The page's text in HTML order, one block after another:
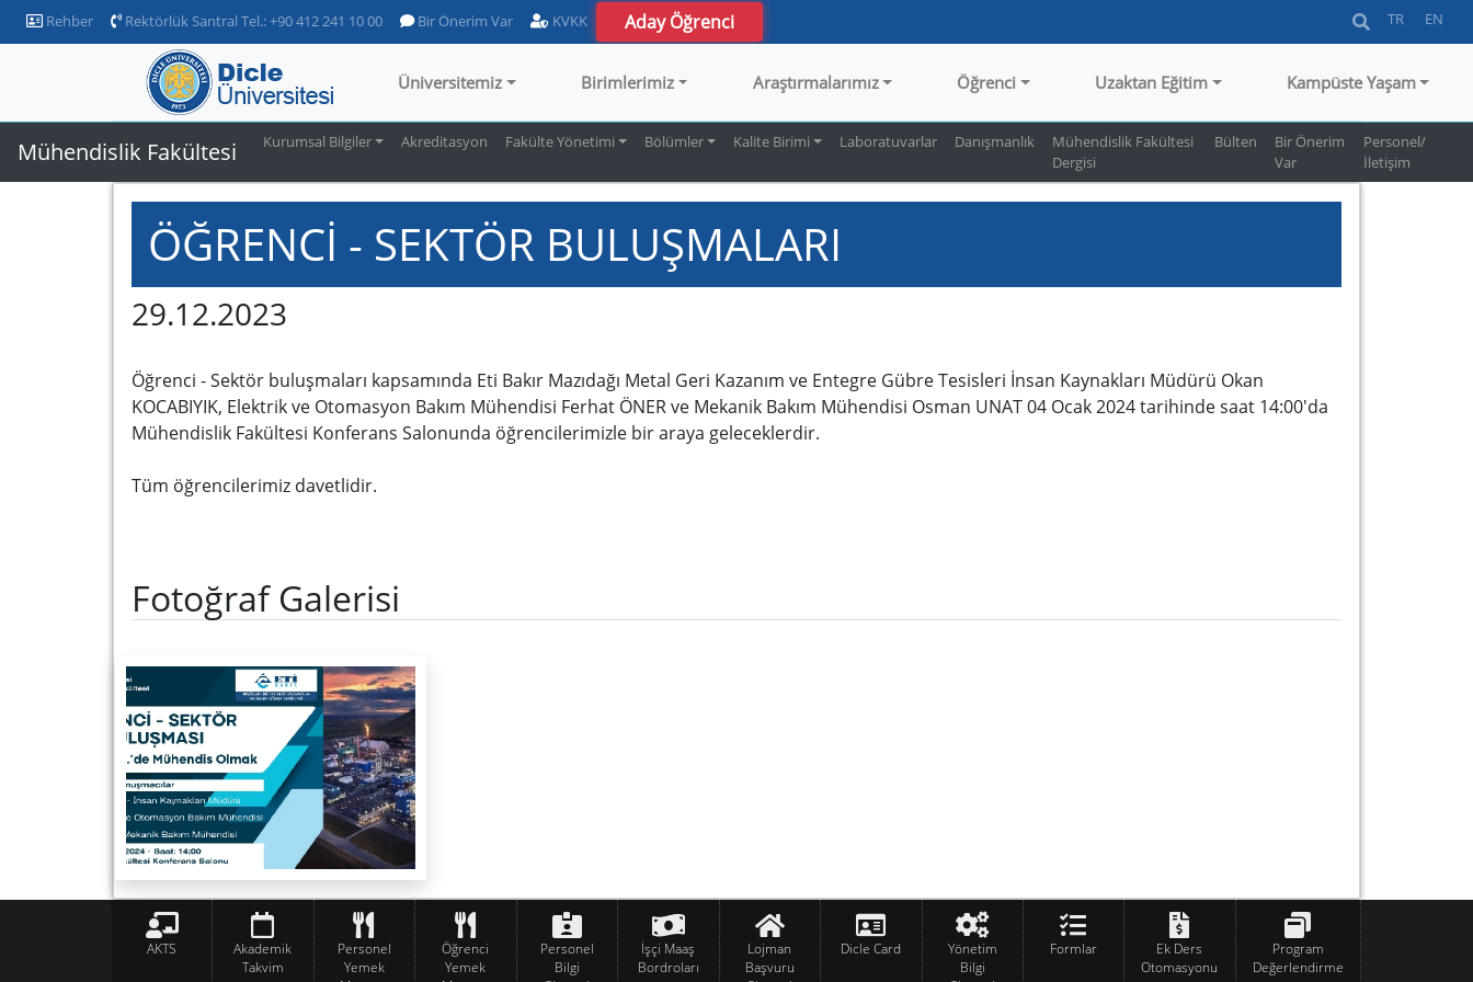
Rehber Rektörlük Santral Tel.: +90 412 241 10 00 Bir Önerim Var KVKK Aday Öğrenci TR EN
Üniversitemiz Birimlerimiz Araştırmalarımız Öğrenci Uzaktan Eğitim Kampüste Yaşam
Mühendislik Fakültesi Kurumsal Bilgiler Akreditasyon Fakülte Yönetimi Bölümler Kalite Birimi Laboratuvarlar Danışmanlık
Mühendislik Fakültesi
Dergisi
Bülten
Bir Önerim
Var
Personel/
İletişim
ÖĞRENCİ - SEKTÖR BULUŞMALARI
29.12.2023
Öğrenci - Sektör buluşmaları kapsamında Eti Bakır Mazıdağı Metal Geri Kazanım ve Entegre Gübre Tesisleri İnsan Kaynakları Müdürü Okan
KOCABIYIK, Elektrik ve Otomasyon Bakım Mühendisi Ferhat ÖNER ve Mekanik Bakım Mühendisi Osman UNAT 04 Ocak 2024 tarihinde saat 14:00'da
Mühendislik Fakültesi Konferans Salonunda öğrencilerimizle bir araya geleceklerdir.
Tüm öğrencilerimiz davetlidir.
Fotoğraf Galerisi
AKTS
Akademik
Takvim
Personel
Yemek
Öğrenci
Yemek
Personel
Bilgi
İşçi Maaş
Bordroları
Lojman
Başvuru
Dicle Card
Yönetim
Bilgi
Formlar
Ek Ders
Otomasyonu
Program
Değerlendirme